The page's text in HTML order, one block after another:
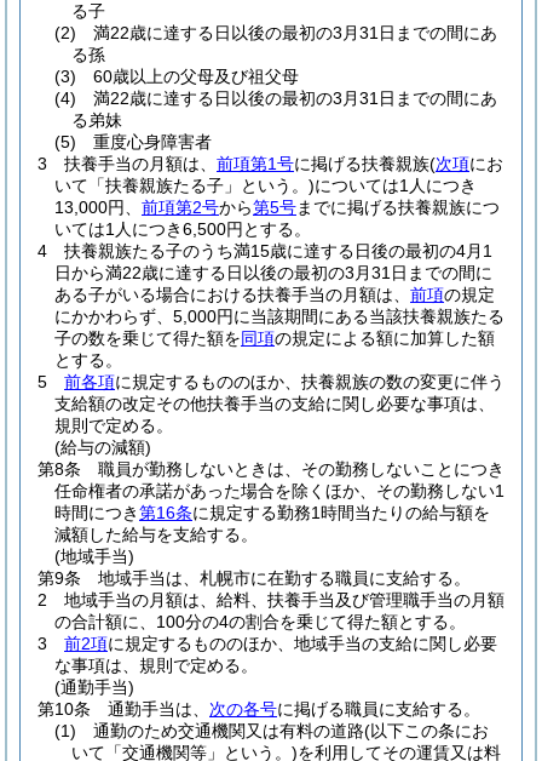
る子
(2)
満22歳に達する日以後の最初の3月31日までの間にあ
る孫
(3)
60歳以上の父母及び祖父母
(4)
満22歳に達する日以後の最初の3月31日までの間にあ
る弟妹
(5)
重度心身障害者
3
扶養手当の月額は、 前項第1号に掲げる扶養親族(次項にお
いて「扶養親族たる子」という。)については1人につき
13,000円、 前項第2号から第5号までに掲げる扶養親族につ
いては1人につき6,500円とする。
4
扶養親族たる子のうち満15歳に達する日後の最初の4月1
日から満22歳に達する日以後の最初の3月31日までの間に
ある子がいる場合における扶養手当の月額は、 前項の規定
にかかわらず、5,000円に当該期間にある当該扶養親族たる
子の数を乗じて得た額を同項の規定による額に加算した額
とする。
5
前各項に規定するもののほか、扶養親族の数の変更に伴う
支給額の改定その他扶養手当の支給に関し必要な事項は、
規則で定める。
(給与の減額)
第8条
職員が勤務しないときは、その勤務しないことにつき
任命権者の承諾があった場合を除くほか、その勤務しない1
時間につき第16条に規定する勤務1時間当たりの給与額を
減額した給与を支給する。
(地域手当)
第9条
地域手当は、札幌市に在勤する職員に支給する。
2
地域手当の月額は、給料、扶養手当及び管理職手当の月額
の合計額に、100分の4の割合を乗じて得た額とする。
3
前2項に規定するもののほか、地域手当の支給に関し必要
な事項は、規則で定める。
(通勤手当)
第10条
通勤手当は、 次の各号に掲げる職員に支給する。
(1)
通勤のため交通機関又は有料の道路(以下この条にお
いて「交通機関等」という。)を利用してその運賃又は料